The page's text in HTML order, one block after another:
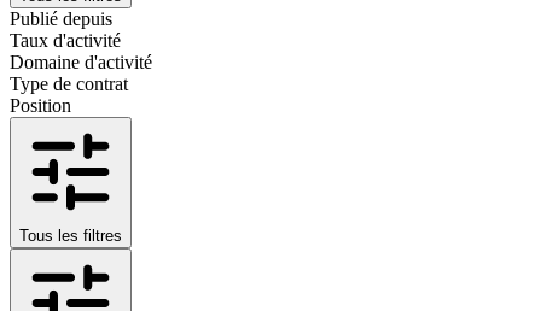
Publié depuis
Taux d'activité
Domaine d'activité
Type de contrat
Position
Tous les filtres